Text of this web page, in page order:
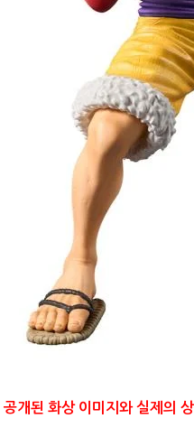
개된 화상 이미지와 실제의